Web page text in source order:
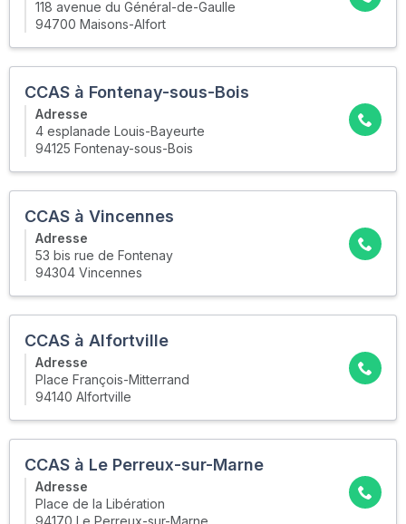
118 avenue du Général-de-Gaulle
94700 Maisons-Alfort
CCAS à Fontenay-sous-Bois
Adresse
4 esplanade Louis-Bayeurte
94125 Fontenay-sous-Bois
CCAS à Vincennes
Adresse
53 bis rue de Fontenay
94304 Vincennes
CCAS à Alfortville
Adresse
Place François-Mitterrand
94140 Alfortville
CCAS à Le Perreux-sur-Marne
Adresse
Place de la Libération